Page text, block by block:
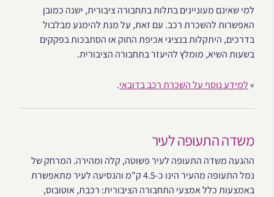
למי שאינם מעוניינים בתלות בתחבורה ציבורית, ישנה כמובן
האפשרות להשכרת רכב. עם זאת, על מנת להימנע מבלבול
בדרכים, היתקלות בנציגי אכיפת החוק או הסתבכות בפקקים
בשעות השיא, מומלץ להיעזר בתחבורה הציבורית.
»למידע נוסף על השכרת רכב בדובאי.
משדה התעופה לעיר
ההגעה משדה התעופה לעיר פשוטה, קלה ומהירה. המרחק של
נמל התעופה מהעיר הינו כ-4.5 ק"מ והנסיעה לעיר מתאפשרת
באמצעות כלל אמצעי התחבורה הציבורית: רכבת, אוטובוס,